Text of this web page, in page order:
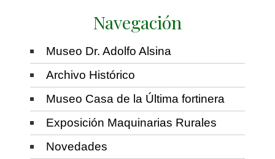
Navegación
Museo Dr. Adolfo Alsina
Archivo Histórico
Museo Casa de la Última fortinera
Exposición Maquinarias Rurales
Novedades